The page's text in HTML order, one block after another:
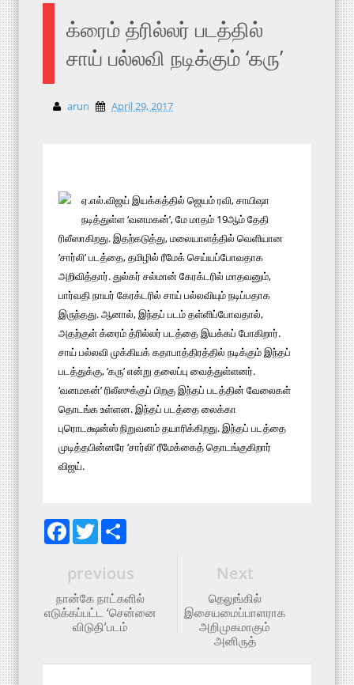
க்ரைம் த்ரில்லர் படத்தில்
சாய் பல்லவி நடிக்கும் ‘கரு’
arun April 29, 2017
ஏ.எல்.விஜய் இயக்கத்தில் ஜெயம் ரவி, சாயிஷா
நடித்துள்ள ‘வனமகன்’, மே மாதம் 19ஆம் தேதி
ரிலீஸாகிறது. இதற்கடுத்து, மலையாளத்தில் வெளியான
‘சார்லி’ படத்தை, தமிழில் ரீமேக் செய்யப்போவதாக
அறிவித்தார். துல்கர் சல்மான் கேரக்டரில் மாதவனும்,
பார்வதி நாயர் கேரக்டரில் சாய் பல்லவியும் நடிப்பதாக
இருந்தது. ஆனால், இந்தப் படம் தள்ளிப்போவதால்,
அதற்குள் க்ரைம் த்ரில்லர் படத்தை இயக்கப் போகிறார்.
சாய் பல்லவி முக்கியக் கதாபாத்திரத்தில் நடிக்கும் இந்தப்
படத்துக்கு, ‘கரு’ என்று தலைப்பு வைத்துள்ளனர்.
‘வனமகன்’ ரிலீஸுக்குப் பிறகு இந்தப் படத்தின் வேலைகள்
தொடங்க உள்ளன. இந்தப் படத்தை லைக்கா
புரொடக்ஷன்ஸ் நிறுவனம் தயாரிக்கிறது. இந்தப் படத்தை
முடித்தபின்னரே ‘சார்லி’ ரீமேக்கைத் தொடங்குகிறார்
விஜய்.
F
b
o
k
T
t
r
e
Next
தெலுங்கில்
இசையமைப்பாளராக
அறிமுகமாகும்
அனிருத்
previous
நான்கே நாட்களில்
எடுக்கப்பட்ட ‘சென்னை
விடுதி’படம்